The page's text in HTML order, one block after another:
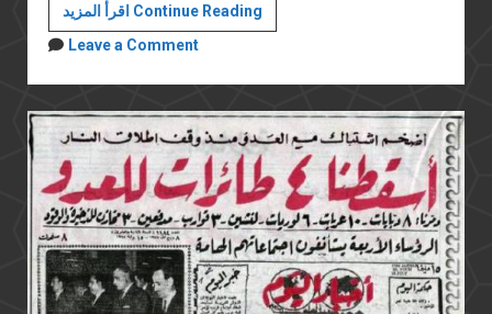
اقرأ المزيد Continue Readingهزيمة
يونيو
(١٠):
الإعلام
المصري
في
حرب
يونيو
جزء
٢
من
Leave a Comment